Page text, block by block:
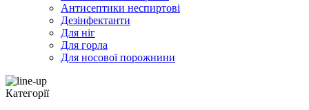
Антисептики неспиртові
Дезінфектанти
Для ніг
Для горла
Для носової порожнини
Категорії